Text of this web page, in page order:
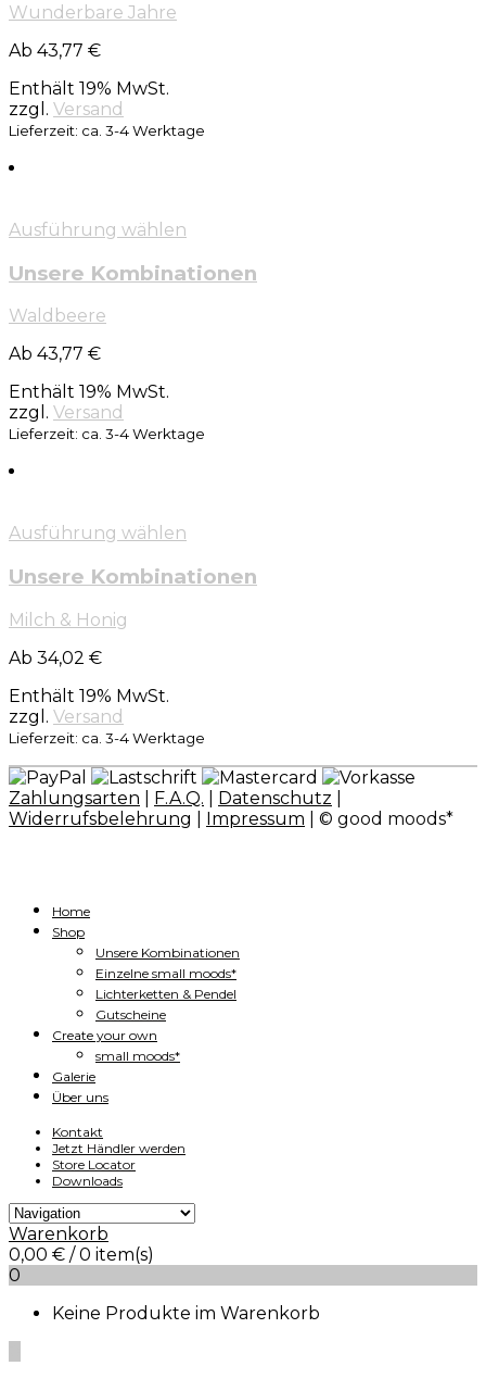
Wunderbare Jahre
Ab 43,77 €
Enthält 19% MwSt.
zzgl. Versand
Lieferzeit: ca. 3-4 Werktage
Ausführung wählen
Unsere Kombinationen
Waldbeere
Ab 43,77 €
Enthält 19% MwSt.
zzgl. Versand
Lieferzeit: ca. 3-4 Werktage
Ausführung wählen
Unsere Kombinationen
Milch & Honig
Ab 34,02 €
Enthält 19% MwSt.
zzgl. Versand
Lieferzeit: ca. 3-4 Werktage
Zahlungsarten F.A.Q. Datenschutz
Widerrufsbelehrung
Impressum | © good moods*
Home
Shop
Unsere Kombinationen
Einzelne small moods*
Lichterketten & Pendel
Gutscheine
Create your own
small moods*
Galerie
Über uns
Kontakt
Jetzt Händler werden
Store Locator
Downloads
Warenkorb
0,00 € / 0 item(s)
0
Keine Produkte im Warenkorb